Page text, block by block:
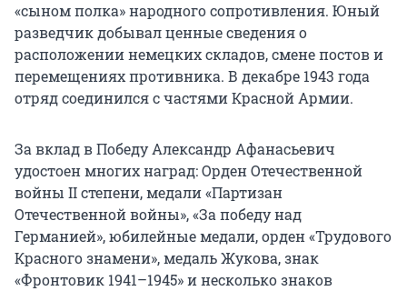
«сыном полка» народного сопротивления. Юный
разведчик добывал ценные сведения о
расположении немецких складов, смене постов и
перемещениях противника. В декабре 1943 года
отряд соединился с частями Красной Армии.
За вклад в Победу Александр Афанасьевич
удостоен многих наград: Орден Отечественной
войны II степени, медали «Партизан
Отечественной войны», «За победу над
Германией», юбилейные медали, орден «Трудового
Красного знамени», медаль Жукова, знак
«Фронтовик 1941–1945» и несколько знаков